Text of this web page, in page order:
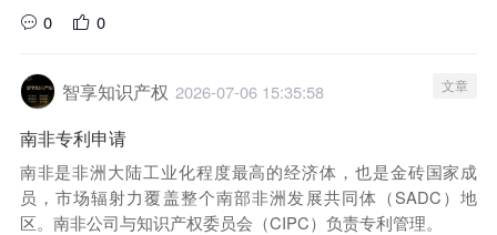
0
0
智享知识产权 2026-07-06 15:35:58 文章
南非专利申请
南非是非洲大陆工业化程度最高的经济体，也是金砖国家成
员，市场辐射力覆盖整个南部非洲发展共同体（SADC）地
区。南非公司与知识产权委员会（CIPC）负责专利管理。